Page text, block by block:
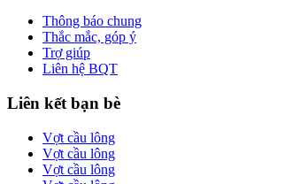
Thông báo chung
Thắc mắc, góp ý
Trợ giúp
Liên hệ BQT
Liên kết bạn bè
Vợt cầu lông
Vợt cầu lông
Vợt cầu lông